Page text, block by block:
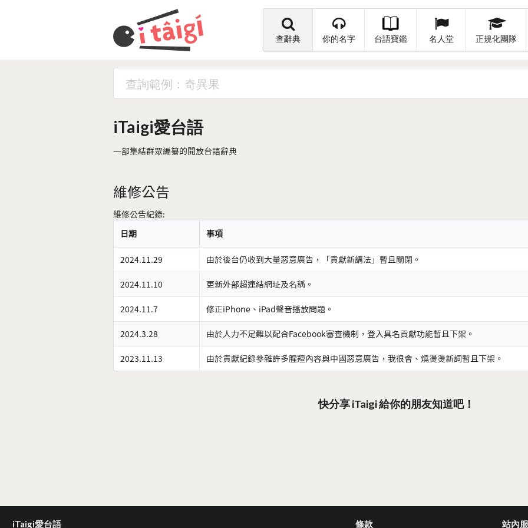
查辭典 你的名字 台語寶鑑 名人堂 正規化團隊
iTaigi愛台語
一部集結群眾編纂的開放台語辭典
維修公告
維修公告紀錄:
日期
事項
2024.11.29 由於後台仍收到大量惡意廣告，「貢獻新講法」暫且關閉。
2024.11.10 更新外部超連結網址及名稱。
2024.11.7 修正iPhone、iPad聲音播放問題。
2024.3.28 由於人力不足難以配合Facebook審查機制，登入具名貢獻功能暫且下架。
2023.11.13 由於貢獻紀錄參雜許多腥羶內容與中國惡意廣告，我很會、燒燙燙新詞暫且下架。
快分享 iTaigi 給你的朋友知道吧！
iTaigi愛台語 條款 站內